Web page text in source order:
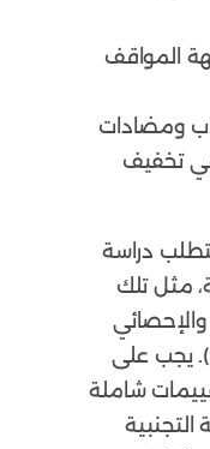
المواقف
ومضادات
تخفيف
دراسة
مثل تلك
للاضطرابات النفسية (DSM-5). يجب على
شاملة